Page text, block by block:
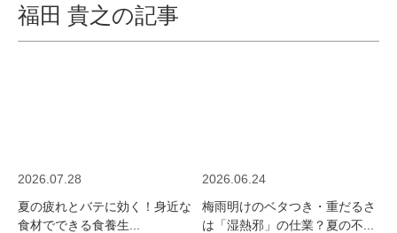
福田 貴之の記事
2026.07.28
夏の疲れとバテに効く！身近な
食材でできる食養生...
2026.06.24
梅雨明けのベタつき・重だるさ
は「湿熱邪」の仕業？夏の不...